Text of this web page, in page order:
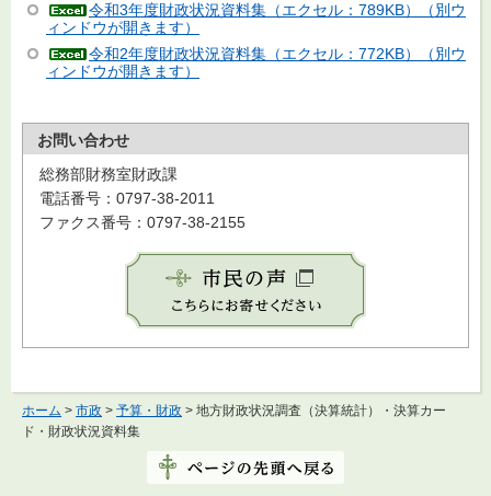
令和3年度財政状況資料集（エクセル：789KB）（別ウ
ィンドウが開きます）
令和2年度財政状況資料集（エクセル：772KB）（別ウ
ィンドウが開きます）
お問い合わせ
総務部財務室財政課
電話番号：0797-38-2011
ファクス番号：0797-38-2155
ホーム > 市政 > 予算・財政 > 地方財政状況調査（決算統計）・決算カー
ド・財政状況資料集